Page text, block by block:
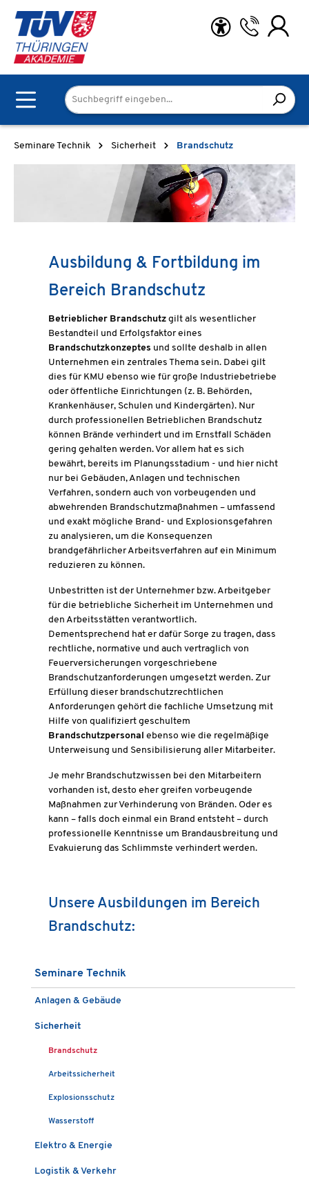
Zum Hauptinhalt springen
Seminare Technik Sicherheit Brandschutz
Ausbildung & Fortbildung im
Bereich Brandschutz
Betrieblicher Brandschutz gilt als wesentlicher
Bestandteil und Erfolgsfaktor eines
Brandschutzkonzeptes und sollte deshalb in allen
Unternehmen ein zentrales Thema sein. Dabei gilt
dies für KMU ebenso wie für große Industriebetriebe
oder öffentliche Einrichtungen (z. B. Behörden,
Krankenhäuser, Schulen und Kindergärten). Nur
durch professionellen Betrieblichen Brandschutz
können Brände verhindert und im Ernstfall Schäden
gering gehalten werden. Vor allem hat es sich
bewährt, bereits im Planungsstadium - und hier nicht
nur bei Gebäuden, Anlagen und technischen
Verfahren, sondern auch von vorbeugenden und
abwehrenden Brandschutzmaßnahmen – umfassend
und exakt mögliche Brand- und Explosionsgefahren
zu analysieren, um die Konsequenzen
brandgefährlicher Arbeitsverfahren auf ein Minimum
reduzieren zu können.
Unbestritten ist der Unternehmer bzw. Arbeitgeber
für die betriebliche Sicherheit im Unternehmen und
den Arbeitsstätten verantwortlich.
Dementsprechend hat er dafür Sorge zu tragen, dass
rechtliche, normative und auch vertraglich von
Feuerversicherungen vorgeschriebene
Brandschutzanforderungen umgesetzt werden. Zur
Erfüllung dieser brandschutzrechtlichen
Anforderungen gehört die fachliche Umsetzung mit
Hilfe von qualifiziert geschultem
Brandschutzpersonal ebenso wie die regelmäßige
Unterweisung und Sensibilisierung aller Mitarbeiter.
Je mehr Brandschutzwissen bei den Mitarbeitern
vorhanden ist, desto eher greifen vorbeugende
Maßnahmen zur Verhinderung von Bränden. Oder es
kann – falls doch einmal ein Brand entsteht – durch
professionelle Kenntnisse um Brandausbreitung und
Evakuierung das Schlimmste verhindert werden.
Unsere Ausbildungen im Bereich
Brandschutz:
Seminare Technik
Anlagen & Gebäude
Sicherheit
Brandschutz
Arbeitssicherheit
Explosionsschutz
Wasserstoff
Elektro & Energie
Logistik & Verkehr